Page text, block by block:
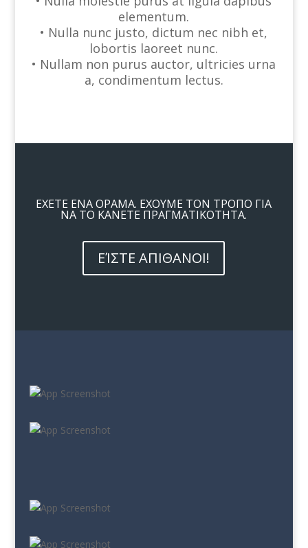
elementum.
• Nulla nunc justo, dictum nec nibh et,
lobortis laoreet nunc.
• Nullam non purus auctor, ultricies urna
a, condimentum lectus.
ΕΧΕΤΕ ΕΝΑ ΟΡΑΜΑ. ΕΧΟΥΜΕ ΤΟΝ ΤΡΟΠΟ ΓΙΑ
ΝΑ ΤΟ ΚΑΝΕΤΕ ΠΡΑΓΜΑΤΙΚΟΤΗΤΑ.
ΕΊΣΤΕ ΑΠΙΘΑΝΟΙ!